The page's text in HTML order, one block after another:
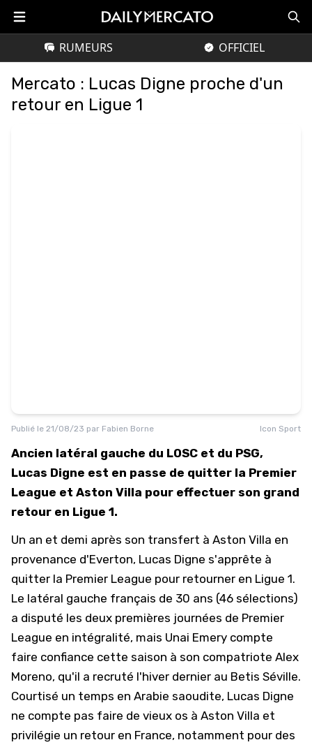
RUMEURS OFFICIEL
Mercato : Lucas Digne proche d'un
retour en Ligue 1
Publié le 21/08/23 par Fabien Borne Icon Sport
Ancien latéral gauche du LOSC et du PSG,
Lucas Digne est en passe de quitter la Premier
League et Aston Villa pour effectuer son grand
retour en Ligue 1.
Un an et demi après son transfert à Aston Villa en
provenance d'Everton, Lucas Digne s'apprête à
quitter la Premier League pour retourner en Ligue 1.
Le latéral gauche français de 30 ans (46 sélections)
a disputé les deux premières journées de Premier
League en intégralité, mais Unai Emery compte
faire confiance cette saison à son compatriote Alex
Moreno, qu'il a recruté l'hiver dernier au Betis Séville.
Courtisé un temps en Arabie saoudite, Lucas Digne
ne compte pas faire de vieux os à Aston Villa et
privilégie un retour en France, notamment pour des